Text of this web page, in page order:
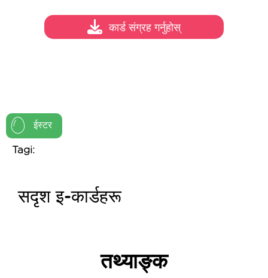
ईस्टर
Tagi:
कार्ड संग्रह गर्नुहोस्
सदृश इ-कार्डहरू
तथ्याङ्क